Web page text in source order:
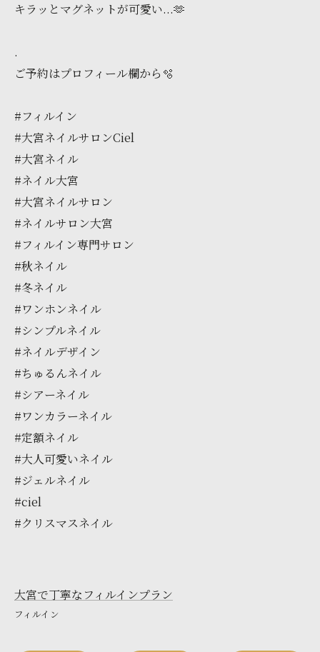
キラッとマグネットが可愛い...🫶
.
ご予約はプロフィール欄から🫧
#フィルイン
#大宮ネイルサロンCiel
#大宮ネイル
#ネイル大宮
#大宮ネイルサロン
#ネイルサロン大宮
#フィルイン専門サロン
#秋ネイル
#冬ネイル
#ワンホンネイル
#シンプルネイル
#ネイルデザイン
#ちゅるんネイル
#シアーネイル
#ワンカラーネイル
#定額ネイル
#大人可愛いネイル
#ジェルネイル
#ciel
#クリスマスネイル
大宮で丁寧なフィルインプラン
フィルイン